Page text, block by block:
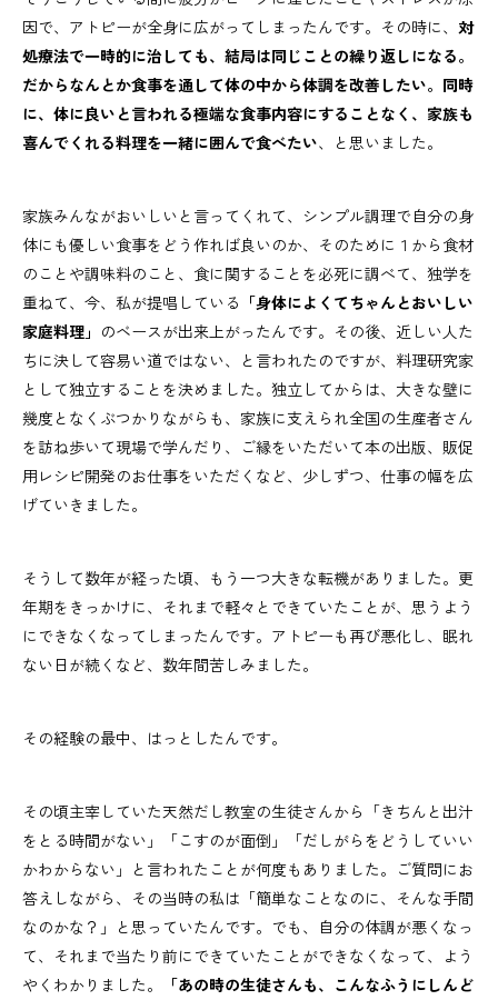
因で、アトピーが全身に広がってしまったんです。その時に、 対
処療法で一時的に治しても、結局は同じことの繰り返しになる。
だからなんとか食事を通して体の中から体調を改善したい。同時
に、体に良いと言われる極端な食事内容にすることなく、家族も
喜んでくれる料理を一緒に囲んで食べたい、と思いました。
家族みんながおいしいと言ってくれて、シンプル調理で自分の身
体にも優しい食事をどう作れば良いのか、そのために１から食材
のことや調味料のこと、食に関することを必死に調べて、独学を
重ねて、今、私が提唱している 「身体によくてちゃんとおいしい
家庭料理」 のベースが出来上がったんです。その後、近しい人た
ちに決して容易い道ではない、と言われたのですが、料理研究家
として独立することを決めました。独立してからは、大きな壁に
幾度となくぶつかりながらも、家族に支えられ全国の生産者さん
を訪ね歩いて現場で学んだり、ご縁をいただいて本の出版、販促
用レシピ開発のお仕事をいただくなど、少しずつ、仕事の幅を広
げていきました。
そうして数年が経った頃、もう一つ大きな転機がありました。更
年期をきっかけに、それまで軽々とできていたことが、思うよう
にできなくなってしまったんです。アトピーも再び悪化し、眠れ
ない日が続くなど、数年間苦しみました。
その経験の最中、はっとしたんです。
その頃主宰していた天然だし教室の生徒さんから「きちんと出汁
をとる時間がない」「こすのが面倒」「だしがらをどうしていい
かわからない」と言われたことが何度もありました。ご質問にお
答えしながら、その当時の私は「簡単なことなのに、そんな手間
なのかな？」と思っていたんです。でも、自分の体調が悪くなっ
て、それまで当たり前にできていたことができなくなって、よう
やくわかりました。
「あの時の生徒さんも、こんなふうにしんど